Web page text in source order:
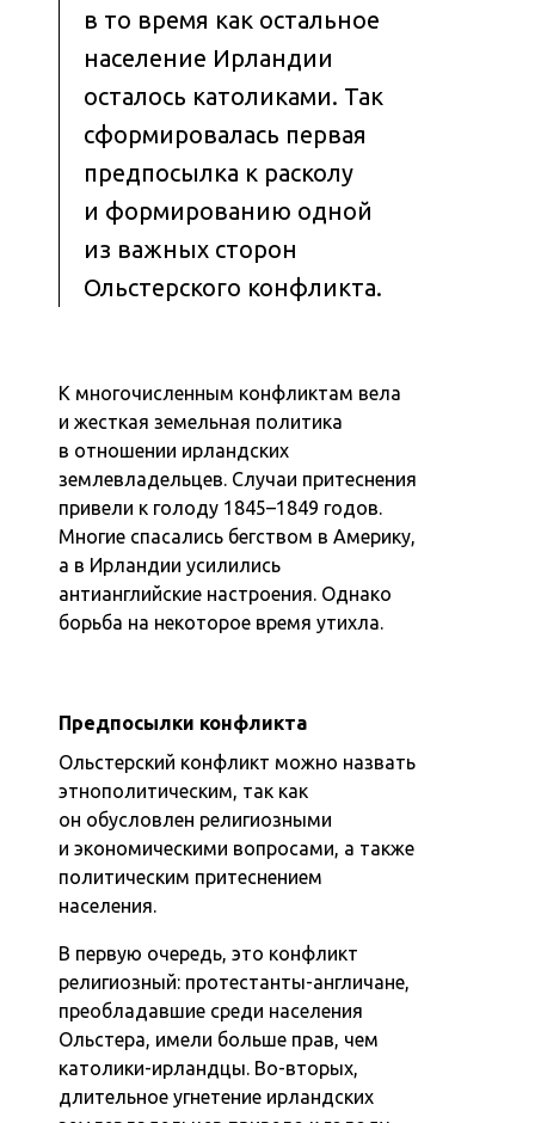
в то время как остальное
население Ирландии
осталось католиками. Так
сформировалась первая
предпосылка к расколу
и формированию одной
из важных сторон
Ольстерского конфликта.
К многочисленным конфликтам вела
и жесткая земельная политика
в отношении ирландских
землевладельцев. Случаи притеснения
привели к голоду 1845–1849 годов.
Многие спасались бегством в Америку,
а в Ирландии усилились
антианглийские настроения. Однако
борьба на некоторое время утихла.
Предпосылки конфликта
Ольстерский конфликт можно назвать
этнополитическим, так как
он обусловлен религиозными
и экономическими вопросами, а также
политическим притеснением
населения.
В первую очередь, это конфликт
религиозный: протестанты-англичане,
преобладавшие среди населения
Ольстера, имели больше прав, чем
католики-ирландцы. Во-вторых,
длительное угнетение ирландских